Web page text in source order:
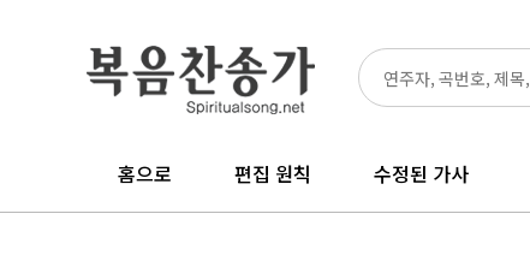
홈으로 편집 원칙 수정된 가사